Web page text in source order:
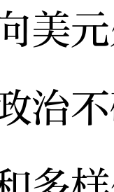
元
治